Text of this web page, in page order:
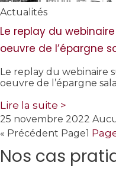
Actualités
Le replay du
oeuvre de l’épargne
Le replay du webinaire
oeuvre de l’épargne
Lire la suite >
25 novembre 2022
« Précédent Page1
Nos cas